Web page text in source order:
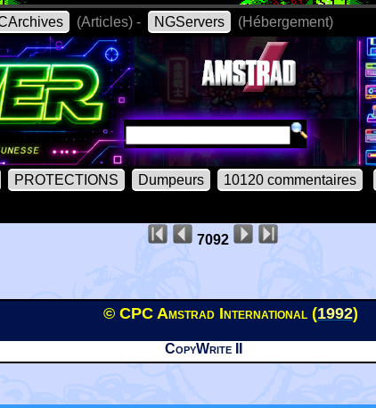
(Articles) - NGServers (Hébergement)
PROTECTIONS Dumpeurs 10120 commentaires
7092
© CPC Amstrad International (1992)
CopyWrite II